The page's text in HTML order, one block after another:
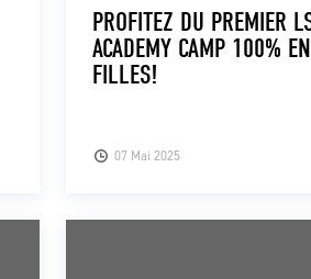
07 Mai 2025
PROFITEZ DU PREMIER
ACADEMY CAMP 100%
FILLES!